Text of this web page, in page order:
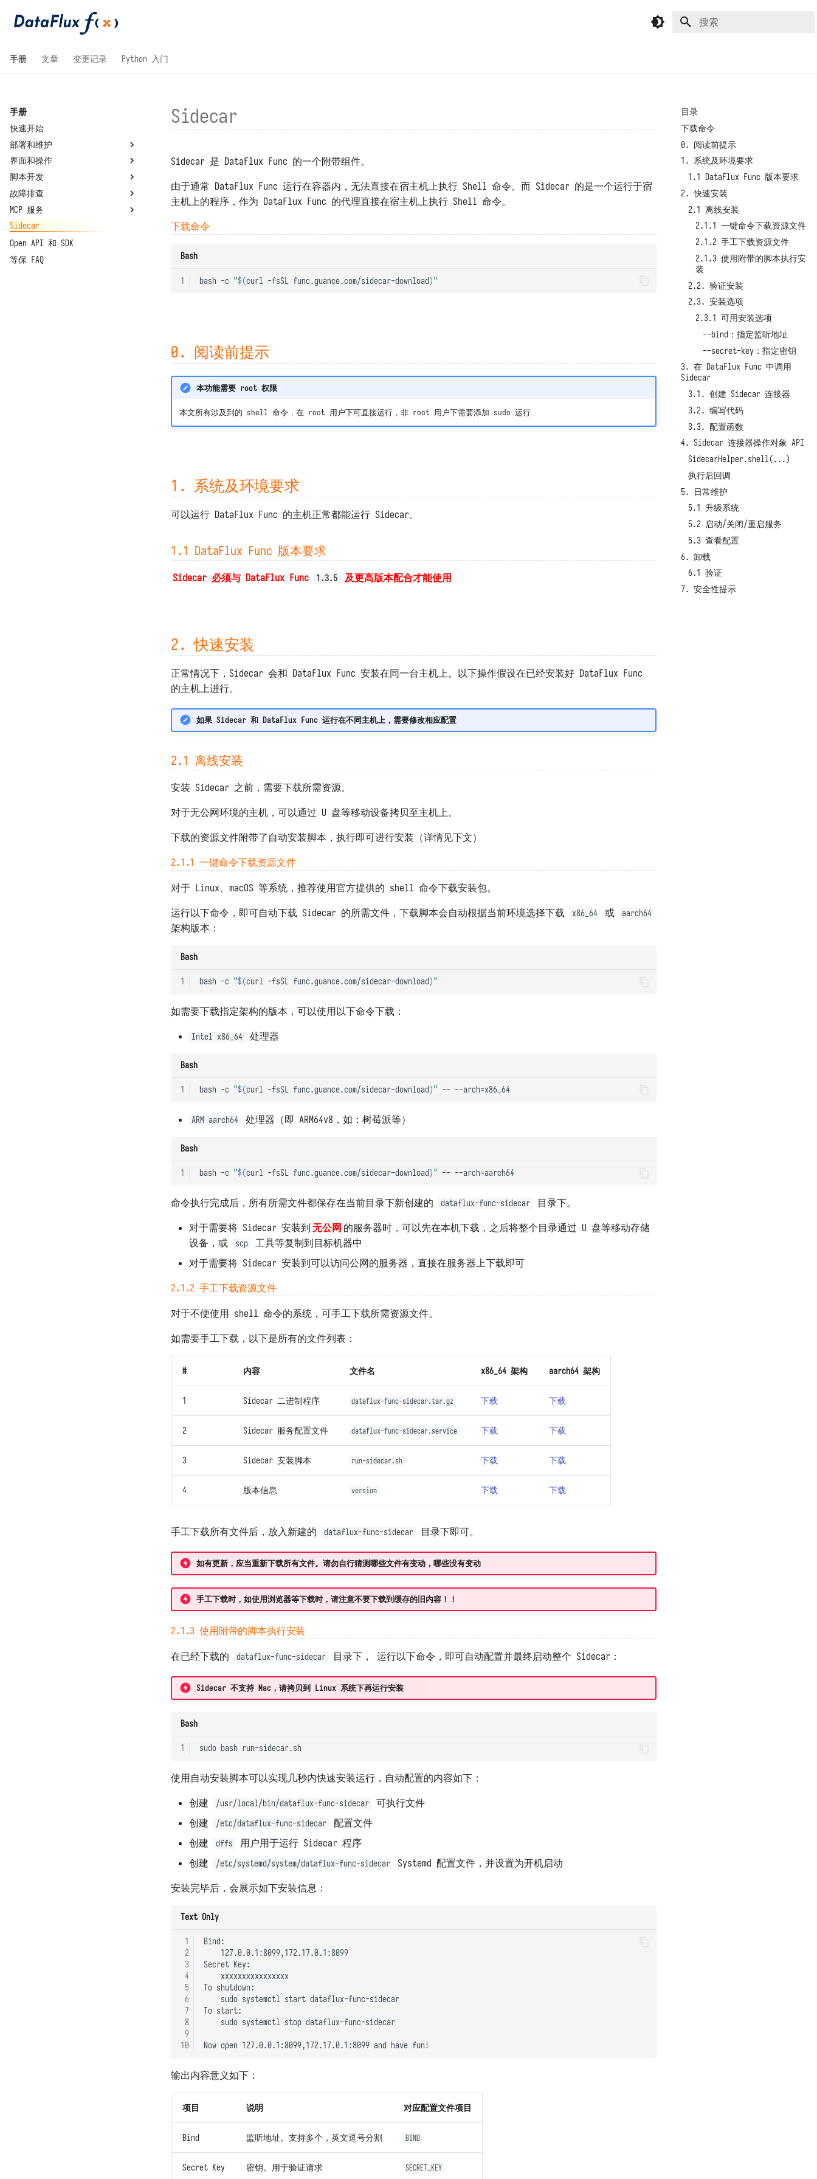
手册 文章 变更记录 Python 入门
手册
快速开始
部署和维护
系统要求
国产操作系统兼容性
安装部署
单机部署
虚拟目录部署
高可用部署
Helm 部署
配置文件
升级和重启
重置管理员密码
管理员工具
界面和操作
整体
开发模块
脚本库
连接器
环境变量
管理模块
总览
关于
系统设置
脚本开发
基本概念
编写并调用函数
函数执行过程
API 认证
代码规划编排
故障排查
忘记安装目录
安装部署时脚本中断
容器无法正常运行
安装后占据大量主机磁盘
MCP 服务
MCP 编程
MCP 函数
Sidecar
Open API 和 SDK
等保 FAQ
目录
下载命令
0. 阅读前提示
1. 系统及环境要求
1.1 DataFlux Func 版本要求
2. 快速安装
2.1 离线安装
2.1.1 一键命令下载资源文件
2.1.2 手工下载资源文件
2.1.3 使用附带的脚本执行安
装
2.2. 验证安装
2.3. 安装选项
2.3.1 可用安装选项
--bind：指定监听地址
--secret-key：指定密钥
3. 在 DataFlux Func 中调用
Sidecar
3.1. 创建 Sidecar 连接器
3.2. 编写代码
3.3. 配置函数
4. Sidecar 连接器操作对象 API
SidecarHelper.shell(...)
执行后回调
5. 日常维护
5.1 升级系统
5.2 启动/关闭/重启服务
5.3 查看配置
6. 卸载
6.1 验证
7. 安全性提示
Sidecar
Sidecar 是 DataFlux Func 的一个附带组件。
由于通常 DataFlux Func 运行在容器内，无法直接在宿主机上执行 Shell 命令。而 Sidecar 的是一个运行于宿
主机上的程序，作为 DataFlux Func 的代理直接在宿主机上执行 Shell 命令。
下载命令
Bash
1 bash -c "$(curl -fsSL func.guance.com/sidecar-download)"
0. 阅读前提示
本功能需要 root 权限
本文所有涉及到的 shell 命令，在 root 用户下可直接运行，非 root 用户下需要添加 sudo 运行
1. 系统及环境要求
可以运行 DataFlux Func 的主机正常都能运行 Sidecar。
1.1 DataFlux Func 版本要求
Sidecar 必须与 DataFlux Func 1.3.5 及更高版本配合才能使用
2. 快速安装
正常情况下，Sidecar 会和 DataFlux Func 安装在同一台主机上。以下操作假设在已经安装好 DataFlux Func
的主机上进行。
如果 Sidecar 和 DataFlux Func 运行在不同主机上，需要修改相应配置
2.1 离线安装
安装 Sidecar 之前，需要下载所需资源。
对于无公网环境的主机，可以通过 U 盘等移动设备拷贝至主机上。
下载的资源文件附带了自动安装脚本，执行即可进行安装（详情见下文）
2.1.1 一键命令下载资源文件
对于 Linux、macOS 等系统，推荐使用官方提供的 shell 命令下载安装包。
运行以下命令，即可自动下载 Sidecar 的所需文件，下载脚本会自动根据当前环境选择下载 x86_64 或 aarch64
架构版本：
Bash
1 bash -c "$(curl -fsSL func.guance.com/sidecar-download)"
如需要下载指定架构的版本，可以使用以下命令下载：
Intel x86_64 处理器
Bash
1 bash -c "$(curl -fsSL func.guance.com/sidecar-download)" -- --arch=
ARM aarch64 处理器（即 ARM64v8，如：树莓派等）
Bash
1 bash -c "$(curl -fsSL func.guance.com/sidecar-download)" -- --arch=
命令执行完成后，所有所需文件都保存在当前目录下新创建的 dataflux-func-sidecar 目录下。
对于需要将 Sidecar 安装到 无公网 的服务器时，可以先在本机下载，之后将整个目录通过 U 盘等移动存储
设备，或
scp
工具等复制到目标机器中
对于需要将 Sidecar 安装到可以访问公网的服务器，直接在服务器上下载即可
2.1.2 手工下载资源文件
对于不便使用 shell 命令的系统，可手工下载所需资源文件。
如需要手工下载，以下是所有的文件列表：
# 内容 文件名 x86_64 架构 aarch64 架构
1 Sidecar 二进制程序 dataflux-func-sidecar.tar.gz 下载 下载
2 Sidecar 服务配置文件 dataflux-func-sidecar.service 下载 下载
3 Sidecar 安装脚本 run-sidecar.sh 下载 下载
4 版本信息 version 下载 下载
手工下载所有文件后，放入新建的 dataflux-func-sidecar 目录下即可。
如有更新，应当重新下载所有文件。请勿自行猜测哪些文件有变动，哪些没有变动
手工下载时，如使用浏览器等下载时，请注意不要下载到缓存的旧内容！！
2.1.3 使用附带的脚本执行安装
在已经下载的 dataflux-func-sidecar 目录下， 运行以下命令，即可自动配置并最终启动整个 Sidecar：
Sidecar 不支持 Mac，请拷贝到 Linux 系统下再运行安装
Bash
1 sudo bash
使用自动安装脚本可以实现几秒内快速安装运行，自动配置的内容如下：
创建 /usr/local/bin/dataflux-func-sidecar
可执行文件
创建
/etc/dataflux-func-sidecar
配置文件
创建
dffs
用户用于运行 Sidecar 程序
创建
/etc/systemd/system/dataflux-func-sidecar Systemd 配置文件，并设置为开机启动
安装完毕后，会展示如下安装信息：
Text Only
1
2
3
4
5
6
7
8
9
10
Bind:
    127.0.0.1:8099,172.17.0.1:8099
Secret Key:
    xxxxxxxxxxxxxxxx
To shutdown:
    sudo systemctl start dataflux-func-sidecar
To start:
    sudo systemctl stop dataflux-func-sidecar
输出内容意义如下：
项目 说明 对应配置文件项目
Bind 监听地址。支持多个，英文逗号分割 BIND
Secret Key 密钥。用于验证请求 SECRET_KEY